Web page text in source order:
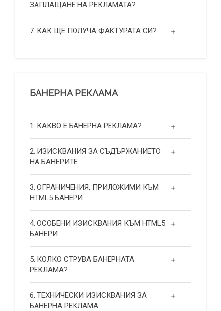
ЗАПЛАЩАНЕ НА РЕКЛАМАТА?
7. КАК ЩЕ ПОЛУЧА ФАКТУРАТА СИ?
БАНЕРНА РЕКЛАМА
1. КАКВО Е БАНЕРНА РЕКЛАМА?
2. ИЗИСКВАНИЯ ЗА СЪДЪРЖАНИЕТО
НА БАНЕРИТЕ
3. ОГРАНИЧЕНИЯ, ПРИЛОЖИМИ КЪМ
HTML5 БАНЕРИ
4. ОСОБЕНИ ИЗИСКВАНИЯ КЪМ HTML5
БАНЕРИ
5. КОЛКО СТРУВА БАНЕРНАТА
РЕКЛАМА?
6. ТЕХНИЧЕСКИ ИЗИСКВАНИЯ ЗА
БАНЕРНА РЕКЛАМА